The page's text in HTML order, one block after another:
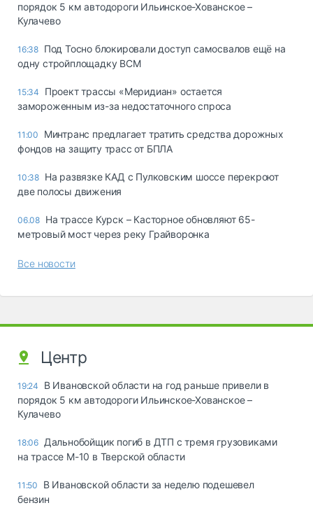
порядок 5 км автодороги Ильинское-Хованское –
Кулачево
16:38 Под Тосно блокировали доступ самосвалов ещё на
одну стройплощадку ВСМ
15:34
Проект трассы «Меридиан» остается
замороженным из-за недостаточного спроса
11:00
Минтранс предлагает тратить средства дорожных
фондов на защиту трасс от БПЛА
10:38 На развязке КАД с Пулковским шоссе перекроют
две полосы движения
06.08 На трассе Курск – Касторное обновляют 65-
метровый мост через реку Грайворонка
Все новости
Центр
19:24
В Ивановской области на год раньше привели в
порядок 5 км автодороги Ильинское-Хованское –
Кулачево
18:06 Дальнобойщик погиб в ДТП с тремя грузовиками
на трассе М-10 в Тверской области
11:50
В Ивановской области за неделю подешевел
бензин